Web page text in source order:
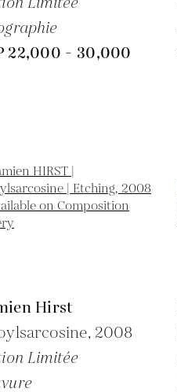
22,000 - 30,000
Hirst
2008
Limitée